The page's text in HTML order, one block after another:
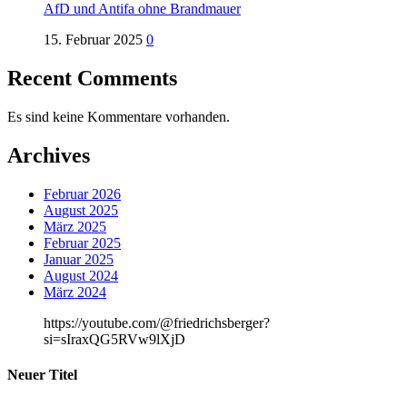
AfD und Antifa ohne Brandmauer
15. Februar 2025 0
Recent Comments
Es sind keine Kommentare vorhanden.
Archives
Februar 2026
August 2025
März 2025
Februar 2025
Januar 2025
August 2024
März 2024
https://youtube.com/@friedrichsberger?
si=sIraxQG5RVw9lXjD
Neuer Titel